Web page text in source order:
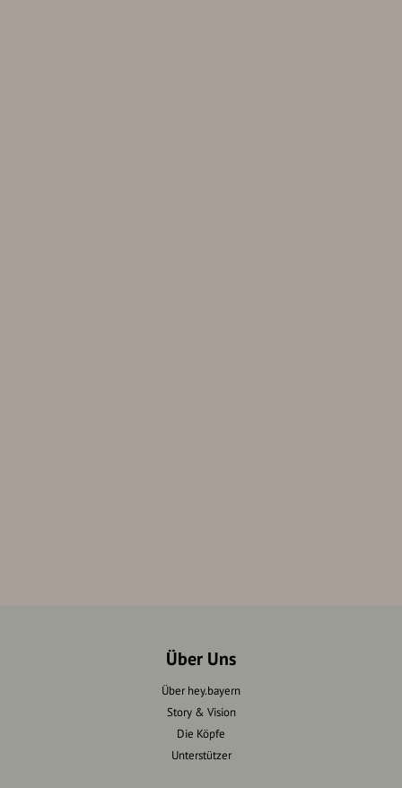
Über Uns
Über hey.bayern
Story & Vision
Die Köpfe
Unterstützer